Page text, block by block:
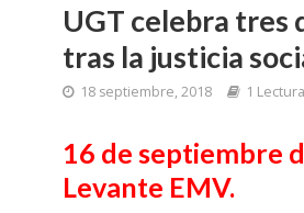
UGT celebra tres
tras la justicia
18 septiembre, 2018 1
16 de septiembre
Levante EMV.